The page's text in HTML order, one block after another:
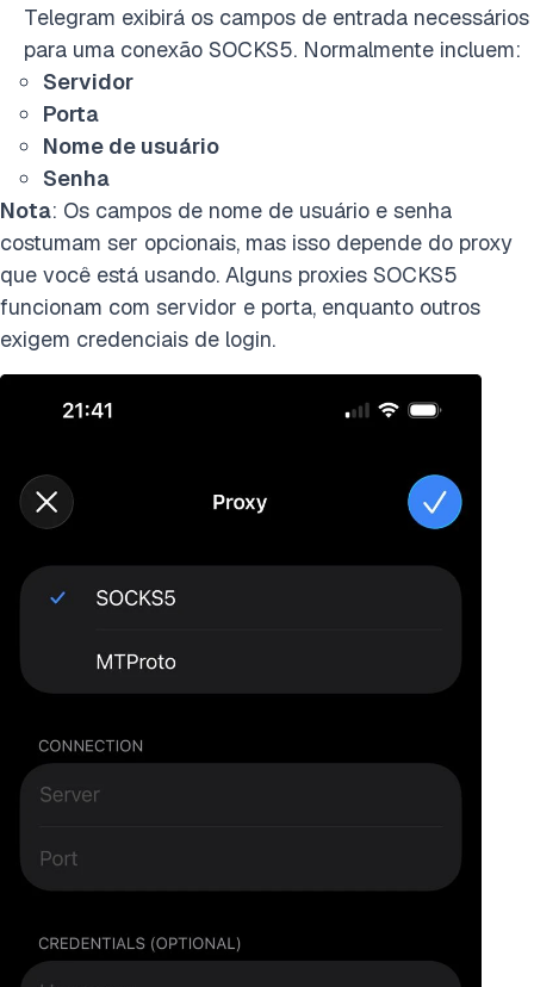
Telegram exibirá os campos de entrada necessários
para uma conexão SOCKS5. Normalmente incluem:
Servidor
Porta
Nome de usuário
Senha
Nota: Os campos de nome de usuário e senha
costumam ser opcionais, mas isso depende do proxy
que você está usando. Alguns proxies SOCKS5
funcionam com servidor e porta, enquanto outros
exigem credenciais de login.